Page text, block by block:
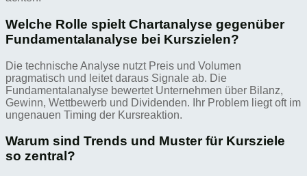
Welche Rolle spielt Chartanalyse gegenüber
Fundamentalanalyse bei Kurszielen?
Die technische Analyse nutzt Preis und Volumen
pragmatisch und leitet daraus Signale ab. Die
Fundamentalanalyse bewertet Unternehmen über Bilanz,
Gewinn, Wettbewerb und Dividenden. Ihr Problem liegt oft im
ungenauen Timing der Kursreaktion.
Warum sind Trends und Muster für Kursziele
so zentral?